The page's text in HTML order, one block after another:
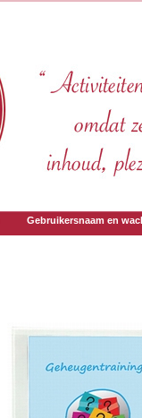
Gebruikersnaam en